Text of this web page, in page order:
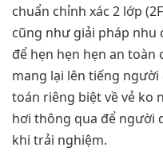
chuẩn chỉnh xác 2 lớp
cũng như giải pháp nhu
để hẹn hẹn hẹn an toàn
mang lại lên tiếng người
toán riêng biệt về vẻ ko
hơi thông qua để người
khi trải nghiệm.